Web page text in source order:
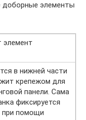
доборные элементы
элемент
в нижней части
крепежом для
панели. Сама
фиксируется
при помощи